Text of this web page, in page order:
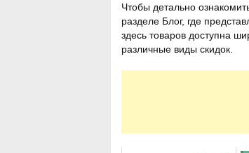
Чтобы детально
разделе Блог, где
здесь товаров доступна
различные виды скидок.